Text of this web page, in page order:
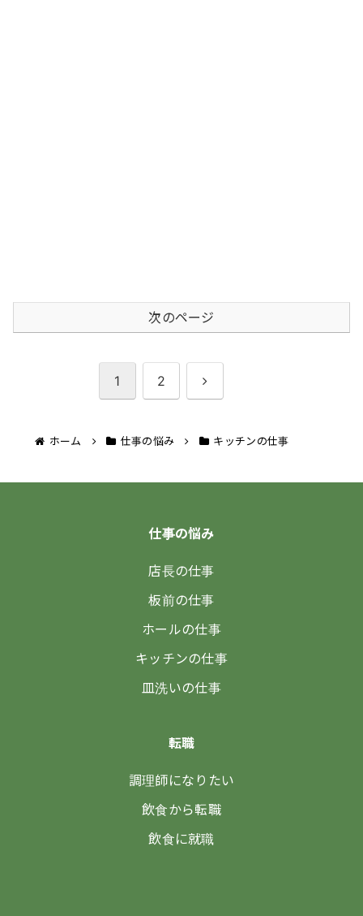
次のページ
1 2 次
ホーム 仕事の悩み キッチンの仕事
仕事の悩み
店長の仕事
板前の仕事
ホールの仕事
キッチンの仕事
皿洗いの仕事
転職
調理師になりたい
飲食から転職
飲食に就職